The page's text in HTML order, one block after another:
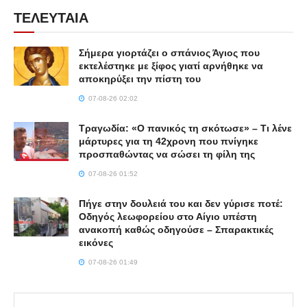
ΤΕΛΕΥΤΑΙΑ
Σήμερα γιορτάζει ο σπάνιος Άγιος που
εκτελέστηκε με ξίφος γιατί αρνήθηκε να
αποκηρύξει την πίστη του
07-08-26 02:02
Τραγωδία: «Ο πανικός τη σκότωσε» – Τι λένε
μάρτυρες για τη 42χρονη που πνίγηκε
προσπαθώντας να σώσει τη φίλη της
07-08-26 01:52
Πήγε στην δουλειά του και δεν γύρισε ποτέ:
Οδηγός λεωφορείου στο Αίγιο υπέστη
ανακοπή καθώς οδηγούσε – Σπαρακτικές
εικόνες
07-08-26 01:49